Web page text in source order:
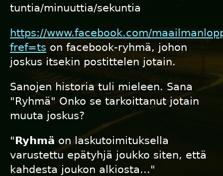
tuntia/minuuttia/sekuntia
https://www.facebook.com/
fref=ts on facebook-ryhmä, johon
joskus itsekin postittelen jotain.
Sanojen historia tuli mieleen. Sana
"Ryhmä" Onko se tarkoittanut jotain
muuta joskus?
"Ryhmä on laskutoimituksella
varustettu epätyhjä joukko siten, että
kahdesta joukon alkiosta..."